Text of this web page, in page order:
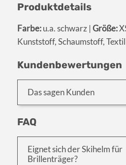
Produktdetails
Farbe:u.a. schwarz | Größe:
Kunststoff, Schaumstoff, Textil
Kundenbewertungen
Das sagen Kunden
FAQ
Eignet sich der Skihelm für
Brillenträger?